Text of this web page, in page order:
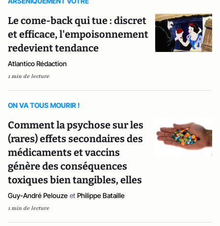
Le come-back qui tue : discret
et efficace, l'empoisonnement
redevient tendance
Atlantico Rédaction
1 min de lecture
ON VA TOUS MOURIR !
Comment la psychose sur les
(rares) effets secondaires des
médicaments et vaccins
génère des conséquences
toxiques bien tangibles, elles
Guy-André Pelouze et Philippe Bataille
1 min de lecture